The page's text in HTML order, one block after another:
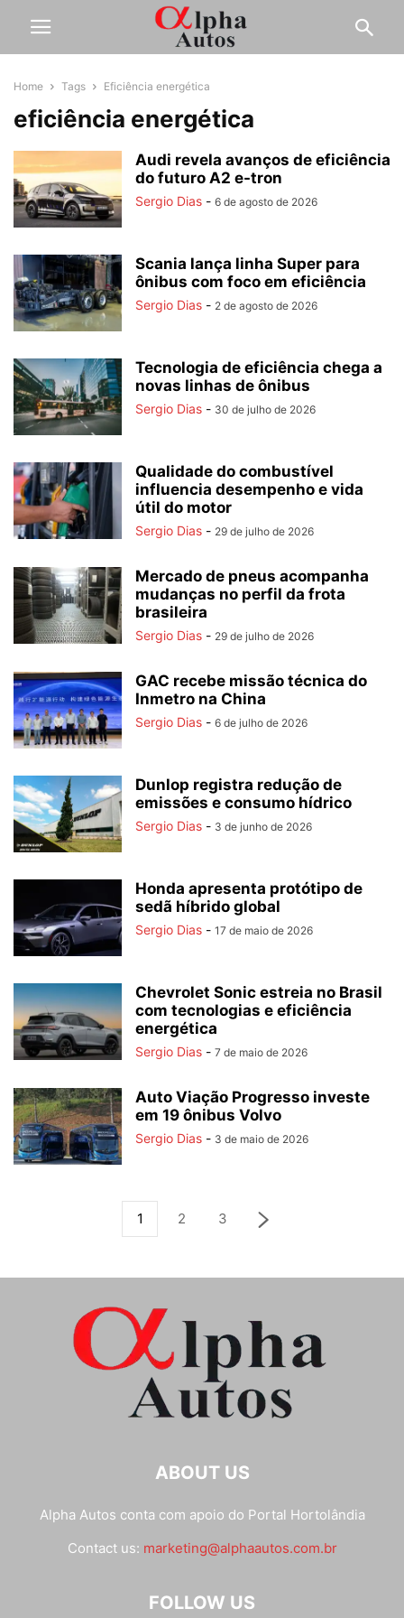
Home Tags Eficiência energética
eficiência energética
Audi revela avanços de eficiência
do futuro A2 e-tron
Sergio Dias - 6 de agosto de 2026
Scania lança linha Super para
ônibus com foco em eficiência
Sergio Dias - 2 de agosto de 2026
Tecnologia de eficiência chega a
novas linhas de ônibus
Sergio Dias - 30 de julho de 2026
Qualidade do combustível
influencia desempenho e vida
útil do motor
Sergio Dias - 29 de julho de 2026
Mercado de pneus acompanha
mudanças no perfil da frota
brasileira
Sergio Dias - 29 de julho de 2026
GAC recebe missão técnica do
Inmetro na China
Sergio Dias - 6 de julho de 2026
Dunlop registra redução de
emissões e consumo hídrico
Sergio Dias - 3 de junho de 2026
Honda apresenta protótipo de
sedã híbrido global
Sergio Dias - 17 de maio de 2026
Chevrolet Sonic estreia no Brasil
com tecnologias e eficiência
energética
Sergio Dias - 7 de maio de 2026
Auto Viação Progresso investe
em 19 ônibus Volvo
Sergio Dias - 3 de maio de 2026
1 2 3
ABOUT US
Alpha Autos conta com apoio do Portal Hortolândia
Contact us: marketing@alphaautos.com.br
FOLLOW US